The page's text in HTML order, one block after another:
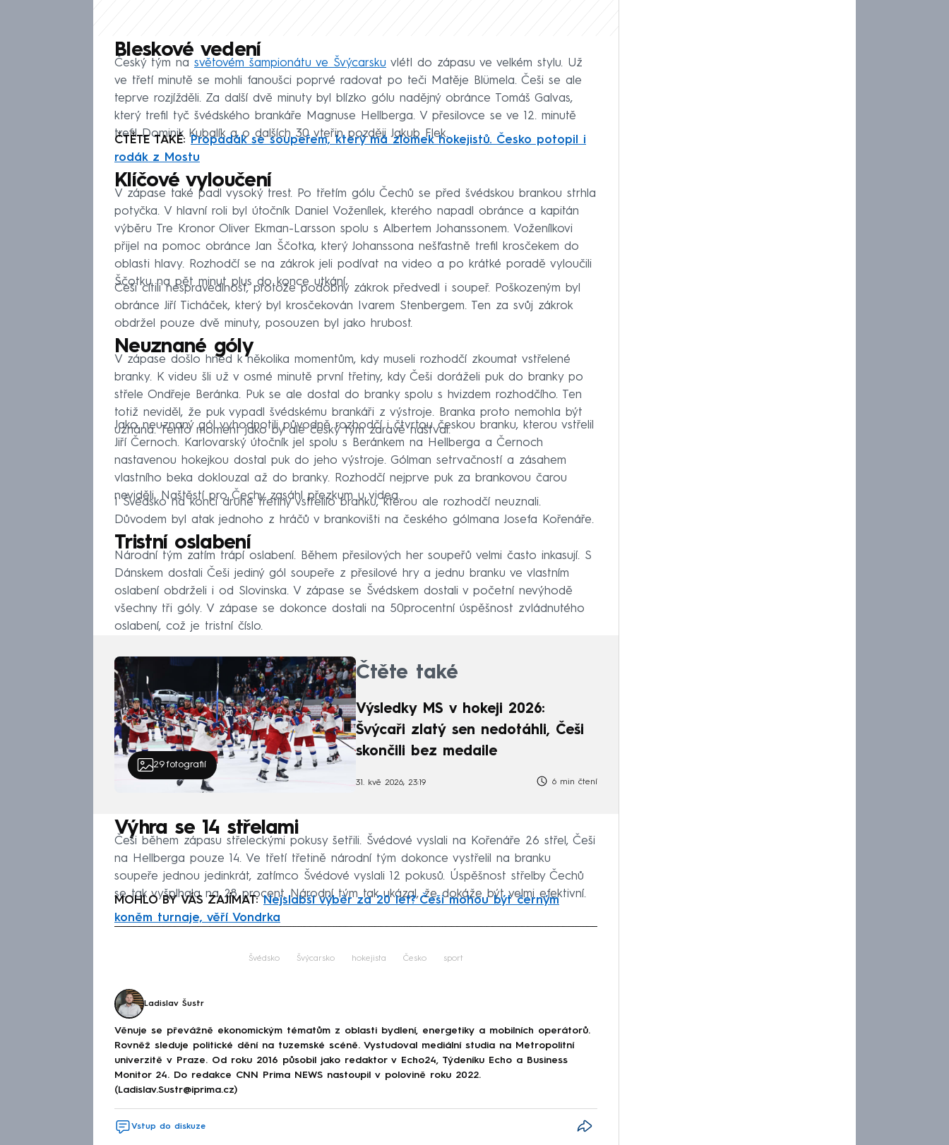
Bleskové vedení
Český tým na světovém šampionátu ve Švýcarsku vlétl do zápasu ve velkém stylu. Už
ve třetí minutě se mohli fanoušci poprvé radovat po teči Matěje Blümela. Češi se ale
teprve rozjížděli. Za další dvě minuty byl blízko gólu nadějný obránce Tomáš Galvas,
který trefil tyč švédského brankáře Magnuse Hellberga. V přesilovce se ve 12. minutě
trefil Dominik Kubalík a o dalších 30 vteřin později Jakub Flek.
ČTĚTE TAKÉ:Propadák se soupeřem, který má zlomek hokejistů. Česko potopil i
rodák z Mostu
Klíčové vyloučení
V zápase také padl vysoký trest. Po třetím gólu Čechů se před švédskou brankou strhla
potyčka. V hlavní roli byl útočník Daniel Voženílek, kterého napadl obránce a kapitán
výběru Tre Kronor Oliver Ekman-Larsson spolu s Albertem Johanssonem. Voženílkovi
přijel na pomoc obránce Jan Ščotka, který Johanssona nešťastně trefil krosčekem do
oblasti hlavy. Rozhodčí se na zákrok jeli podívat na video a po krátké poradě vyloučili
Ščotku na pět minut plus do konce utkání.
Češi cítili nespravedlnost, protože podobný zákrok předvedl i soupeř. Poškozeným byl
obránce Jiří Ticháček, který byl krosčekován Ivarem Stenbergem. Ten za svůj zákrok
obdržel pouze dvě minuty, posouzen byl jako hrubost.
Neuznané góly
V zápase došlo hned k několika momentům, kdy museli rozhodčí zkoumat vstřelené
branky. K videu šli už v osmé minutě první třetiny, kdy Češi doráželi puk do branky po
střele Ondřeje Beránka. Puk se ale dostal do branky spolu s hvizdem rozhodčího. Ten
totiž neviděl, že puk vypadl švédskému brankáři z výstroje. Branka proto nemohla být
uznána. Tento moment jako by ale český tým zdravě naštval.
Jako neuznaný gól vyhodnotili původně rozhodčí i čtvrtou českou branku, kterou vstřelil
Jiří Černoch. Karlovarský útočník jel spolu s Beránkem na Hellberga a Černoch
nastavenou hokejkou dostal puk do jeho výstroje. Gólman setrvačností a zásahem
vlastního beka doklouzal až do branky. Rozhodčí nejprve puk za brankovou čarou
neviděli. Naštěstí pro Čechy zasáhl přezkum u videa.
I Švédsko na konci druhé třetiny vstřelilo branku, kterou ale rozhodčí neuznali.
Důvodem byl atak jednoho z hráčů v brankovišti na českého gólmana Josefa Kořenáře.
Tristní oslabení
Národní tým zatím trápí oslabení. Během přesilových her soupeřů velmi často inkasují. S
Dánskem dostali Češi jediný gól soupeře z přesilové hry a jednu branku ve vlastním
oslabení obdrželi i od Slovinska. V zápase se Švédskem dostali v početní nevýhodě
všechny tři góly. V zápase se dokonce dostali na 50procentní úspěšnost zvládnutého
oslabení, což je tristní číslo.
29fotografií
Čtěte také
Výsledky MS v hokeji 2026:
Švýcaři zlatý sen nedotáhli, Češi
skončili bez medaile
31. kvě 2026, 23:19 6 min čtení
Výhra se 14 střelami
Češi během zápasu střeleckými pokusy šetřili. Švédové vyslali na Kořenáře 26 střel, Češi
na Hellberga pouze 14. Ve třetí třetině národní tým dokonce vystřelil na branku
soupeře jednou jedinkrát, zatímco Švédové vyslali 12 pokusů. Úspěšnost střelby Čechů
se tak vyšplhala na 28 procent. Národní tým tak ukázal, že dokáže být velmi efektivní.
MOHLO BY VÁS ZAJÍMAT:Nejslabší výběr za 20 let? Češi mohou být černým
koněm turnaje, věří Vondrka
Švédsko Švýcarsko hokejista Česko sport
Ladislav Šustr
Věnuje se převážně ekonomickým tématům z oblasti bydlení, energetiky a mobilních operátorů.
Rovněž sleduje politické dění na tuzemské scéně. Vystudoval mediální studia na Metropolitní
univerzitě v Praze. Od roku 2016 působil jako redaktor v Echo24, Týdeníku Echo a Business
Monitor 24. Do redakce CNN Prima NEWS nastoupil v polovině roku 2022.
(Ladislav.Sustr@iprima.cz)
Vstup do diskuze